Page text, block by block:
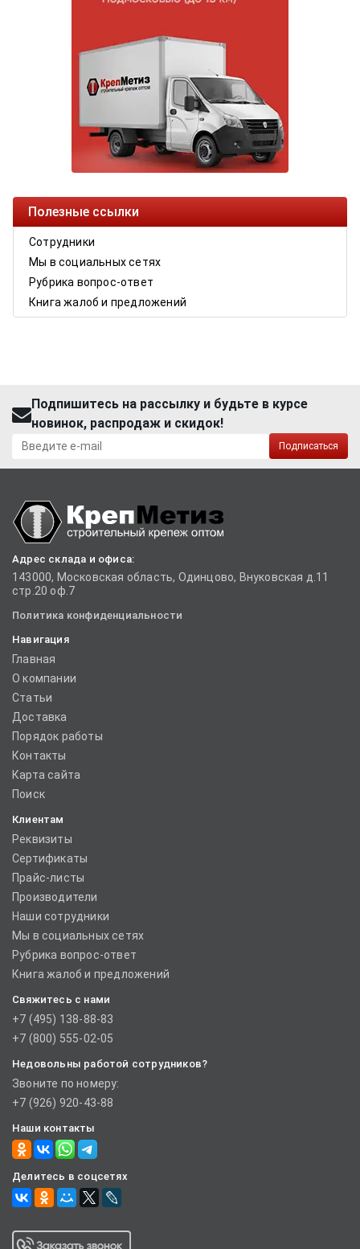
Полезные ссылки
Сотрудники
Мы в социальных сетях
Рубрика вопрос-ответ
Книга жалоб и предложений
Подпишитесь на рассылку и будьте в курсе
новинок, распродаж и скидок!
Подписаться
Адрес склада и офиса:
143000, Московская область, Одинцово, Внуковская д.11
стр.20 оф.7
Политика конфиденциальности
Навигация
Главная
О компании
Статьи
Доставка
Порядок работы
Контакты
Карта сайта
Поиск
Клиентам
Реквизиты
Сертификаты
Прайс-листы
Производители
Наши сотрудники
Мы в социальных сетях
Рубрика вопрос-ответ
Книга жалоб и предложений
Свяжитесь с нами
+7 (495) 138-88-83
+7 (800) 555-02-05
Недовольны работой сотрудников?
Звоните по номеру:
+7 (926) 920-43-88
Наши контакты
Делитесь в соцсетях